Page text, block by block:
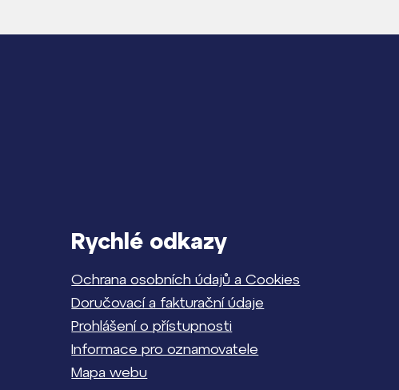
Rychlé odkazy
Ochrana osobních údajů a Cookies
Doručovací a fakturační údaje
Prohlášení o přístupnosti
Informace pro oznamovatele
Mapa webu